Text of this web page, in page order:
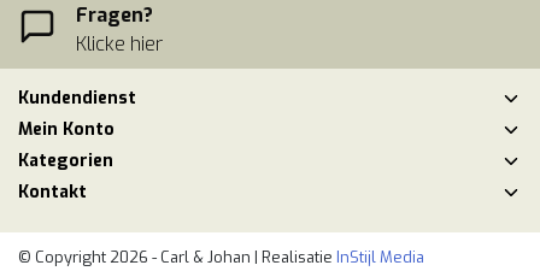
Fragen?
Klicke hier
Kundendienst
Mein Konto
Kategorien
Kontakt
© Copyright 2026 - Carl & Johan | Realisatie InStijl Media